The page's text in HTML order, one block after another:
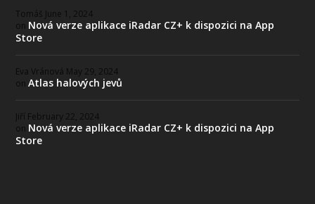
Tomáš
June 1, 2024
on Nová verze aplikace iRadar CZ+ k dispozici na App
Store
Eva Vránová May 29, 2024
onAtlas halových jevů
Jiří February 22, 2024
on Nová verze aplikace iRadar CZ+ k dispozici na App
Store